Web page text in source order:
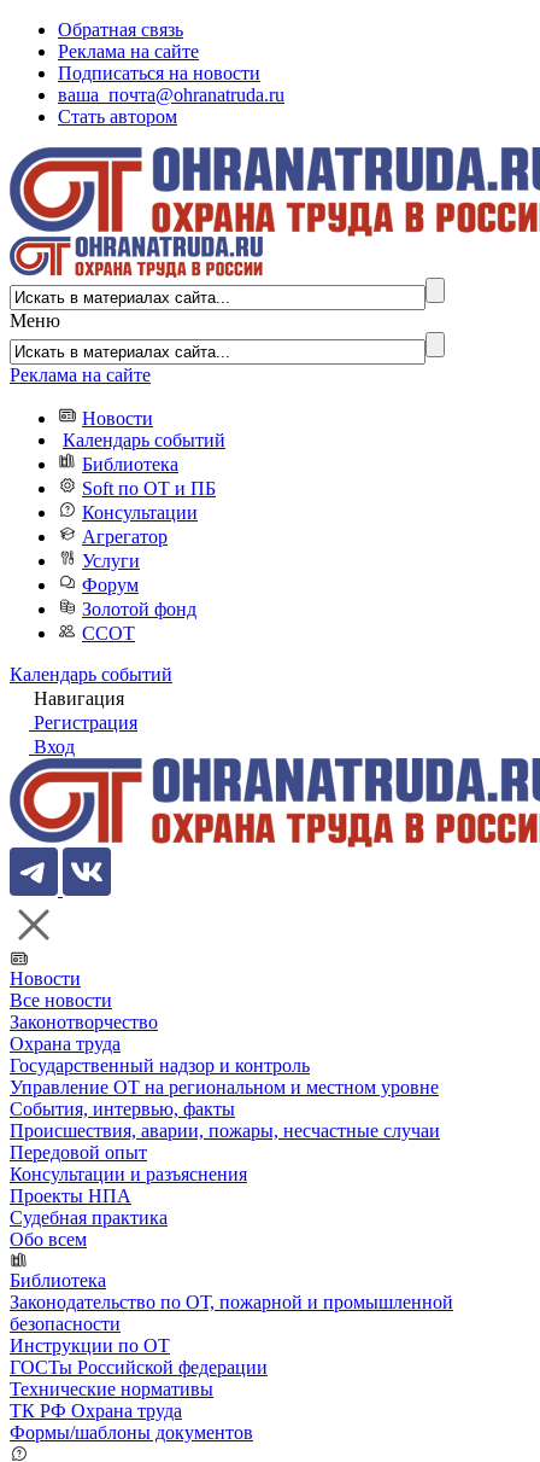
Обратная связь
Реклама на сайте
Подписаться на новости
ваша_почта@ohranatruda.ru
Стать автором
Меню
Реклама на сайте
Новости
Календарь событий
Библиотека
Soft по ОТ и ПБ
Консультации
Агрегатор
Услуги
Форум
Золотой фонд
ССОТ
Календарь событий
Навигация
Регистрация
Вход
Новости
Все новости
Законотворчество
Охрана труда
Государственный надзор и контроль
Управление ОТ на региональном и местном уровне
События, интервью, факты
Происшествия, аварии, пожары, несчастные случаи
Передовой опыт
Консультации и разъяснения
Проекты НПА
Судебная практика
Обо всем
Библиотека
Законодательство по ОТ, пожарной и промышленной
безопасности
Инструкции по ОТ
ГОСТы Российской федерации
Технические нормативы
ТК РФ Охрана труда
Формы/шаблоны документов